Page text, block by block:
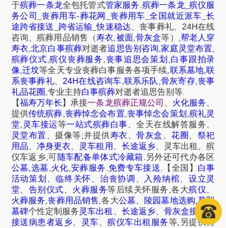
于殡葬一条龙全包托管式管家服务 .殡葬一条龙_ 殡仪服
务公司
_丧葬用车-葬花网 丧葬用车 全国就近派车 长
途跨省接送 跨省运输 _快速稳达、丧事葬礼、 24H在线
咨询、殡葬用品销售 （寿衣 被面, 骨灰盒等）
帮老人穿
寿衣 ,北京白事殡葬对逝者追思告别咨询 ,家庭灵堂布置
殡葬仪式 殡仪丧葬服务 丧事追思会策划 白事跟拍录
像 迁坟等全天专业丧葬白事服务各项手续 联系墓地 ,联
系丧事葬礼、24H在线咨询车 联系乐队 骨灰寄存, 丧事
礼品花圈 专业主持白事殡葬对逝者追思告别等.
【福寿万年长 】承接一条龙殡葬正规公司 、 火化服务、
提供传统殡葬 丧葬悼念会布置, 丧事悼念会策划 殡礼灵
堂 灵车接运等一站式殡葬白事、全天在线解答服务、
灵堂布置、摄像等;并提供寿衣、骨灰盒 、花圈 、 祭祀
用品、 净身更衣、 灵车租用 、 长途返乡、 灵车出租 、殡
仪车返乡 可 随车配备单体式冷藏箱 另外还可代办各区
公墓 选墓 火化 安葬服务 免费专车接送 【全国】 白事
活动策划 、临终关怀、 治丧协调 、 入殓纳棺、 设立灵
堂、 告别仪式、 火葬服务等后续关怀服务,各大殡仪、
火葬服务,丧葬用品销售,各大公墓、 陵园墓地选购,墓型
墓碑个性定制服务 灵车出租 、 长途返乡、 骨灰盒接送、
接送病患者返乡、 灵车、殡仪车出租服务等,另提供树